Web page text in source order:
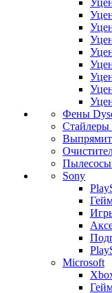
Фены
Стайлеры
Пылесосы
Sony
Microsoft